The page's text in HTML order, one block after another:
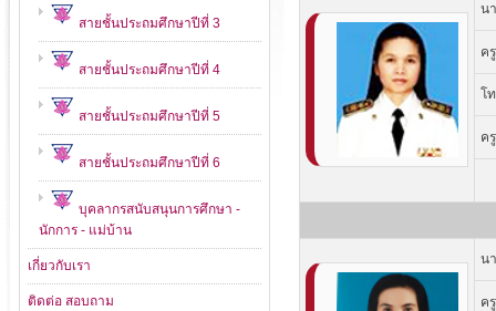
น
ค
โ
ค
น
ค
สายชั้นประถมศึกษาปีที่ 3
สายชั้นประถมศึกษาปีที่ 4
สายชั้นประถมศึกษาปีที่ 5
สายชั้นประถมศึกษาปีที่ 6
บุคลากรสนับสนุนการศึกษา -
นักการ - แม่บ้าน
เกี่ยวกับเรา
ติดต่อ สอบถาม